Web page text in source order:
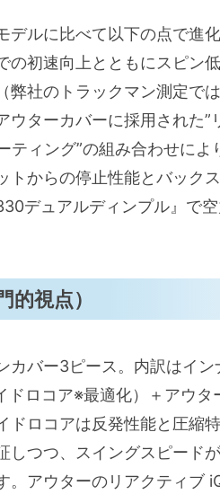
ルに比べて以下の点で進
の初速向上とともにスピン
弊社のトラックマン測定で
ウターカバーに採用された
ティング”の組み合わせに
トからの停止性能とバック
デュアルディンプル』で
視点）
バー3ピース。内訳はイ
ロコア※最適化）＋アウタ
ロコアは反発性能と圧縮
しつつ、スイングスピード
。アウターのリアクティブ